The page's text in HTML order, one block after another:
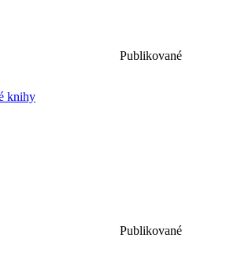
Publikované
knihy
Publikované